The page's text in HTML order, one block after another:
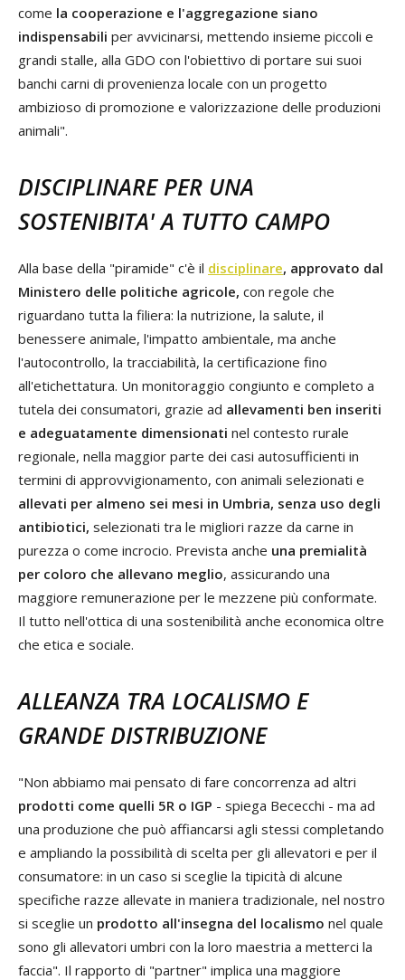
come la cooperazione e l'aggregazione siano
indispensabili per avvicinarsi, mettendo insieme piccoli e
grandi stalle, alla GDO con l'obiettivo di portare sui suoi
banchi carni di provenienza locale con un progetto
ambizioso di promozione e valorizzazione delle produzioni
animali".
DISCIPLINARE PER UNA
SOSTENIBITA' A TUTTO CAMPO
Alla base della "piramide" c'è il disciplinare, approvato dal
Ministero delle politiche agricole, con regole che
riguardano tutta la filiera: la nutrizione, la salute, il
benessere animale, l'impatto ambientale, ma anche
l'autocontrollo, la tracciabilità, la certificazione fino
all'etichettatura. Un monitoraggio congiunto e completo a
tutela dei consumatori, grazie ad allevamenti ben inseriti
e adeguatamente dimensionati nel contesto rurale
regionale, nella maggior parte dei casi autosufficienti in
termini di approvvigionamento, con animali selezionati e
allevati per almeno sei mesi in Umbria, senza uso degli
antibiotici, selezionati tra le migliori razze da carne in
purezza o come incrocio. Prevista anche una premialità
per coloro che allevano meglio, assicurando una
maggiore remunerazione per le mezzene più conformate.
Il tutto nell'ottica di una sostenibilità anche economica oltre
che etica e sociale.
ALLEANZA TRA LOCALISMO E
GRANDE DISTRIBUZIONE
"Non abbiamo mai pensato di fare concorrenza ad altri
prodotti come quelli 5R o IGP - spiega Bececchi - ma ad
una produzione che può affiancarsi agli stessi completando
e ampliando la possibilità di scelta per gli allevatori e per il
consumatore: in un caso si sceglie la tipicità di alcune
specifiche razze allevate in maniera tradizionale, nel nostro
si sceglie un prodotto all'insegna del localismo nel quale
sono gli allevatori umbri con la loro maestria a metterci la
faccia". Il rapporto di "partner" implica una maggiore